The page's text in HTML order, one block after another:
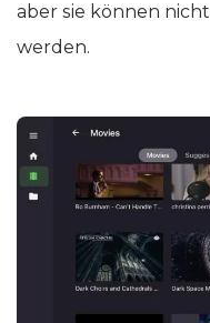
aber sie können
werden.